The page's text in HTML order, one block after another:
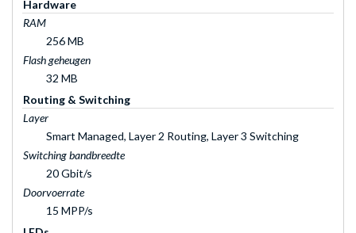
Hardware
RAM
256 MB
Flash geheugen
32 MB
Routing & Switching
Layer
Smart Managed, Layer 2 Routing, Layer 3 Switching
Switching bandbreedte
20 Gbit/s
Doorvoerrate
15 MPP/s